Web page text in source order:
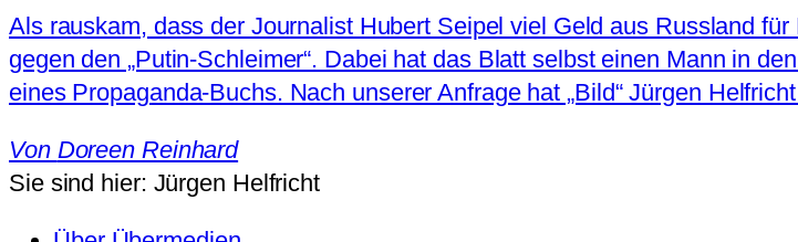
Als rauskam, dass der Journalist Hubert Seipel viel Geld aus Russland
gegen den „Putin-Schleimer“. Dabei hat das Blatt selbst einen Mann in
eines Propaganda-Buchs. Nach unserer Anfrage hat „Bild“ Jürgen
Von Doreen Reinhard
Sie sind hier: Jürgen Helfricht